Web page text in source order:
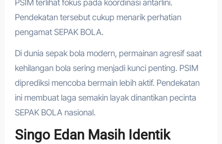
PSIM terlihat fokus pada koordinasi antarlini.
Pendekatan tersebut cukup menarik perhatian
pengamat SEPAK BOLA.
Di dunia sepak bola modern, permainan agresif saat
kehilangan bola sering menjadi kunci penting. PSIM
diprediksi mencoba bermain lebih aktif. Pendekatan
ini membuat laga semakin layak dinantikan pecinta
SEPAK BOLA nasional.
Singo Edan Masih Identik